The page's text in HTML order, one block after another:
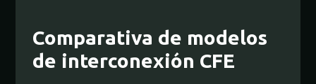
Comparativa de modelos
de interconexión CFE